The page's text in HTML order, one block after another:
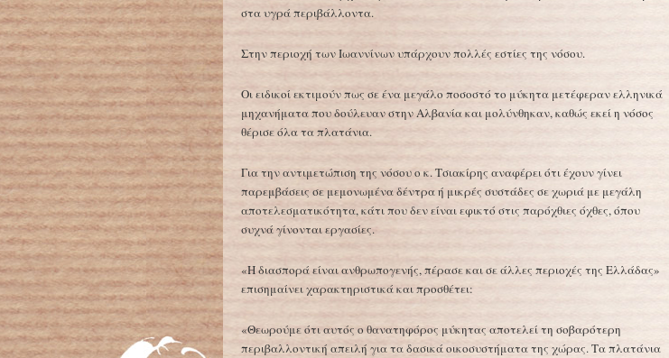
στα υγρά περιβάλλοντα.
Στην περιοχή των Ιωαννίνων υπάρχουν πολλές εστίες της νόσου.
Οι ειδικοί εκτιμούν πως σε ένα μεγάλο ποσοστό το μύκητα μετέφεραν ελληνικά
μηχανήματα που δούλευαν στην Αλβανία και μολύνθηκαν, καθώς εκεί η νόσος
θέρισε όλα τα πλατάνια.
Για την αντιμετώπιση της νόσου ο κ. Τσιακίρης αναφέρει ότι έχουν γίνει
παρεμβάσεις σε μεμονωμένα δέντρα ή μικρές συστάδες σε χωριά με μεγάλη
αποτελεσματικότητα, κάτι που δεν είναι εφικτό στις παρόχθιες όχθες, όπου
συχνά γίνονται εργασίες.
«Η διασπορά είναι ανθρωπογενής, πέρασε και σε άλλες περιοχές της Ελλάδας»
επισημαίνει χαρακτηριστικά και προσθέτει:
«Θεωρούμε ότι αυτός ο θανατηφόρος μύκητας αποτελεί τη σοβαρότερη
περιβαλλοντική απειλή για τα δασικά οικοσυστήματα της χώρας. Τα πλατάνια